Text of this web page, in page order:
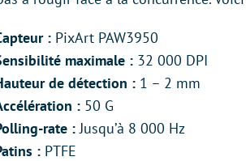
: PixArt PAW3950
maximale : 32 000 DPI
de détection : 1 – 2 mm
: 50 G
rate :Jusqu’à 8 000 Hz
: PTFE